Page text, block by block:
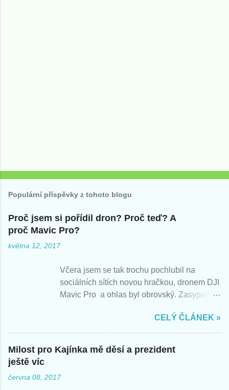
Populární příspěvky z tohoto blogu
Proč jsem si pořídil dron? Proč teď? A
proč Mavic Pro?
května 12, 2017
Včera jsem se tak trochu pochlubil na
sociálních sítích novou hračkou, dronem DJI
Mavic Pro a ohlas byl obrovský. Zasypali
odpovědi. Berte můj pohled jako pohled
začátečníka, nadšeného z nové hračky.
Zatím jsem létal s Mavicem jen párkrát,
takže zatím vím jen následující.
CELÝ ČLÁNEK »
Milost pro Kajínka mě děsí a prezident
ještě víc
června 08, 2017